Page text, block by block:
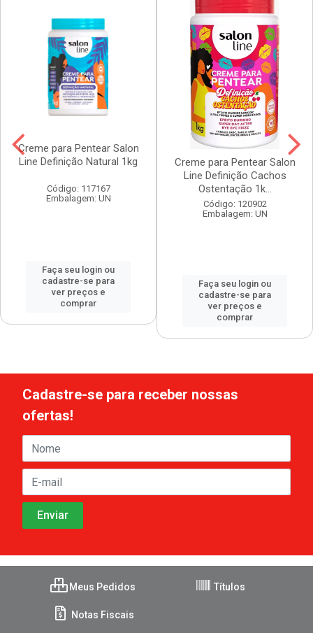
Creme para Pentear Salon
Line Definição Natural 1kg
Código: 117167
Embalagem: UN
Faça seu login ou
cadastre-se para
ver preços e
comprar
Creme para Pentear Salon
Line Definição Cachos
Ostentação 1k...
Código: 120902
Embalagem: UN
Faça seu login ou
cadastre-se para
ver preços e
comprar
Cadastre-se para receber nossas
ofertas!
Meus Pedidos Títulos
Notas Fiscais